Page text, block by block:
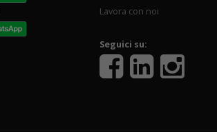
Lavora con noi
Seguici su: